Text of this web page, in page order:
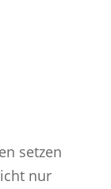
setzen
nur